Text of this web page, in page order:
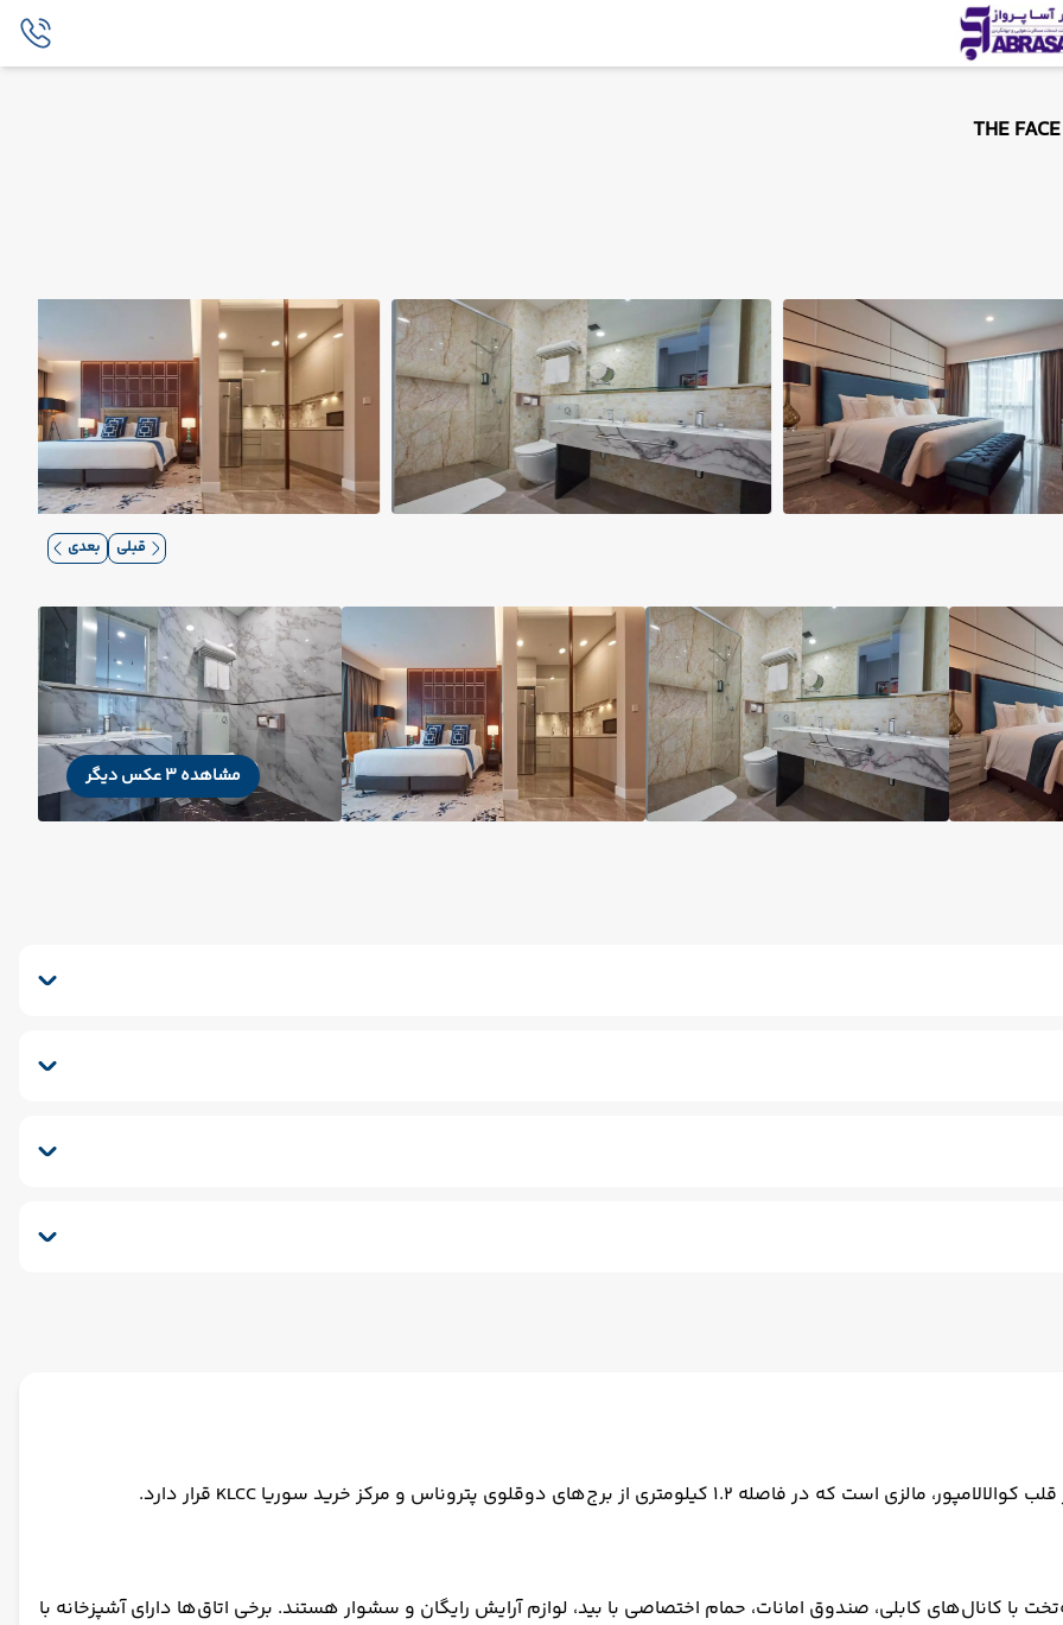
قبلی بعدی
مشاهده 3 عکس دیگر
با کانال‌های کابلی، صندوق امانات، حمام اختصاصی با بید، لوازم آرایش رایگان و سشوار هستند. برخی اتاق‌ها دارای آشپزخانه با